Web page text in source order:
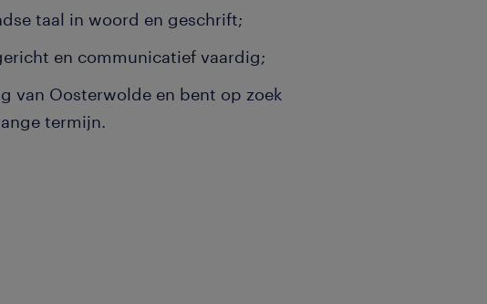
taal in woord en geschrift;
en communicatief vaardig;
van Oosterwolde en bent op zoek
termijn.
binnendienst ben jij de spil van
onmisbare schakel tussen de
zorgt ervoor dat klantspecifieke